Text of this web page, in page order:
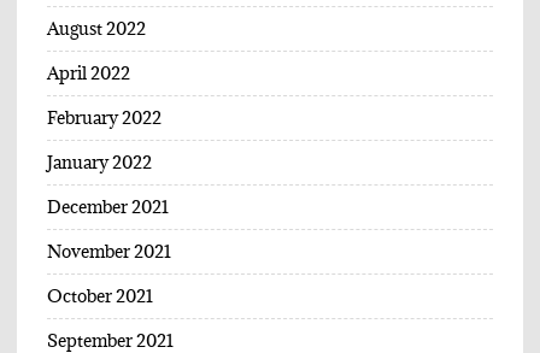
August 2022
April 2022
February 2022
January 2022
December 2021
November 2021
October 2021
September 2021